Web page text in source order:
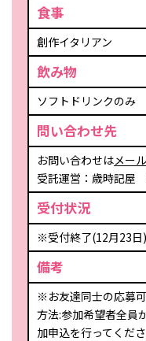
食事
創作イタリアン
飲み物
ソフトドリンクのみ
問い合わせ先
お問い合わせはメール
受託運営：歳時記屋
受付状況
※受付終了(12月23日)
備考
※お友達同士の応募可
方法:参加希望者全員
加申込を行ってくださ